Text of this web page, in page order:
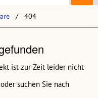
404
ist zur Zeit leider nicht
suchen Sie nach